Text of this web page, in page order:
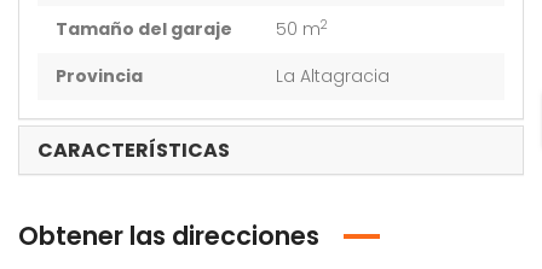
Tamaño del garaje 50 m2
Provincia La Altagracia
CARACTERÍSTICAS
Obtener las direcciones